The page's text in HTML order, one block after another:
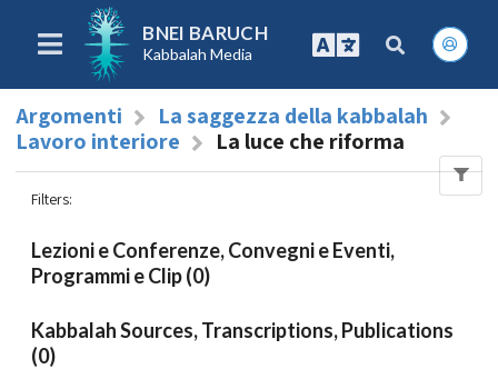
BNEI BARUCH
Kabbalah Media
Argomenti
La saggezza della kabbalah
Lavoro interiore
La luce che riforma
Filters:
Lezioni e Conferenze, Convegni e Eventi,
Programmi e Clip (0)
Kabbalah Sources, Transcriptions, Publications
(0)